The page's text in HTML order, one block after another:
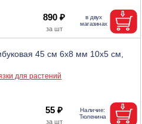
890 ₽
45 см 6х8 мм 10х5 см,
для растений
55 ₽